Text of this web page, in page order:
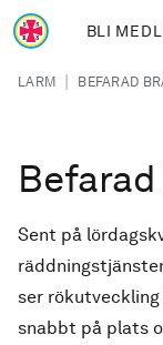
Hoppa till
BLI
Länkstig
LARM | BEFARAD
Sent på
ser
snabbt på plats